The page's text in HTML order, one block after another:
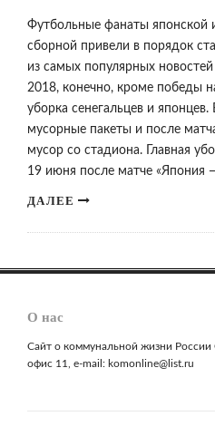
Футбольные фанаты японской
сборной привели в порядок
из самых популярных
2018, конечно, кроме победы
уборка сенегальцев и
мусорные пакеты и после
мусор со стадиона. Главная
19 июня после матче «Япония
ДАЛЕЕ
О нас
Сайт о коммунальной жизни
офис 11, e-mail: komonline@list.ru